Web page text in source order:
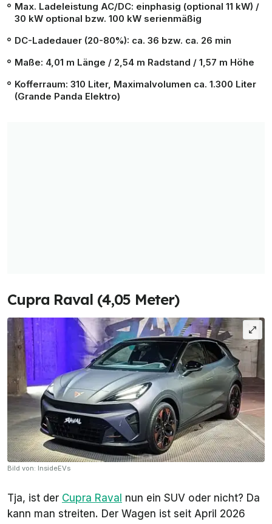
Max. Ladeleistung AC/DC: einphasig (optional 11 kW) /
30 kW optional bzw. 100 kW serienmäßig
DC-Ladedauer (20-80%): ca. 36 bzw. ca. 26 min
Maße: 4,01 m Länge / 2,54 m Radstand / 1,57 m Höhe
Kofferraum: 310 Liter, Maximalvolumen ca. 1.300 Liter
(Grande Panda Elektro)
Cupra Raval (4,05 Meter)
Bild von: InsideEVs
Tja, ist der Cupra Raval nun ein SUV oder nicht? Da
kann man streiten. Der Wagen ist seit April 2026